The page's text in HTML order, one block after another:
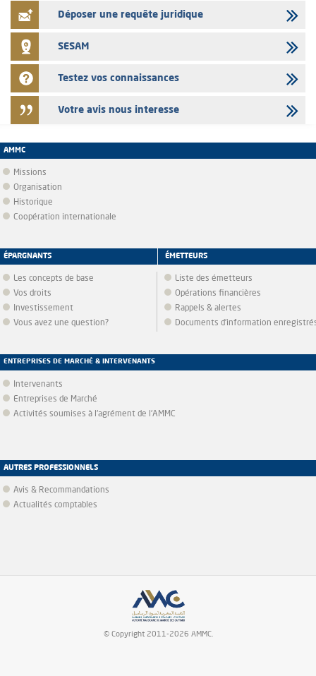
Déposer une requête juridique
SESAM
Testez vos connaissances
Votre avis nous interesse
AMMC
Missions
Organisation
Historique
Coopération internationale
ÉPARGNANTS
Les concepts de base
Vos droits
Investissement
Vous avez une question?
ÉMETTEURS
Liste des émetteurs
Opérations financières
Rappels & alertes
Documents d’information
ENTREPRISES DE MARCHÉ & INTERVENANTS
Intervenants
Entreprises de Marché
Activités soumises à l'agrément de l'AMMC
AUTRES PROFESSIONNELS
Avis & Recommandations
Actualités comptables
© Copyright 2011-2026 AMMC.